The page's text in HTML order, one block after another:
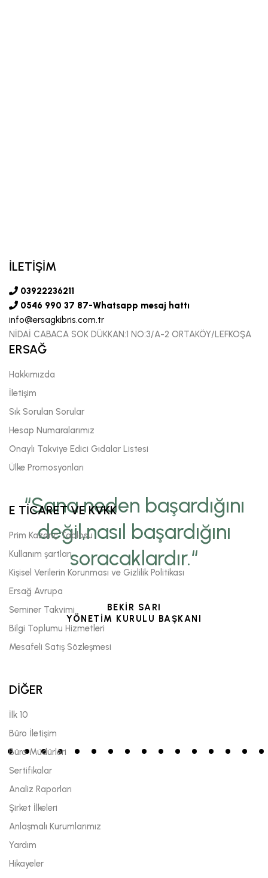
“Sana neden başardığını
değil,nasıl başardığını
soracaklardır.“
BEKİR SARI
YÖNETİM KURULU BAŞKANI
İLETİŞİM
03922236211
0546 990 37 87-Whatsapp mesaj hattı
info@ersagkibris.com.tr
NİDAİ CABACA SOK DÜKKAN:1 NO:3/A-2 ORTAKÖY/LEFKOŞA
ERSAĞ
Hakkımızda
İletişim
Sık Sorulan Sorular
Hesap Numaralarımız
Onaylı Takviye Edici Gıdalar Listesi
Ülke Promosyonları
E TİCARET VE KVKK
Prim Kazanç Tablosu
Kullanım şartları
Kişisel Verilerin Korunması ve Gizlilik Politikası
Ersağ Avrupa
Seminer Takvimi
Bilgi Toplumu Hizmetleri
Mesafeli Satış Sözleşmesi
DİĞER
İlk 10
Büro İletişim
Büro Müdürleri
Sertifikalar
Analiz Raporları
Şirket İlkeleri
Anlaşmalı Kurumlarımız
Yardım
Hikayeler